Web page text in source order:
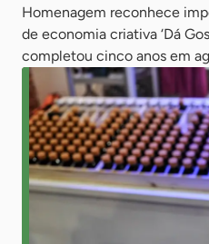
Homenagem reconhece
de economia criativa ‘Dá
completou cinco anos em